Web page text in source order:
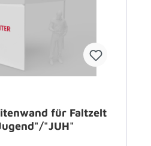
für Faltzelt
"JUH"